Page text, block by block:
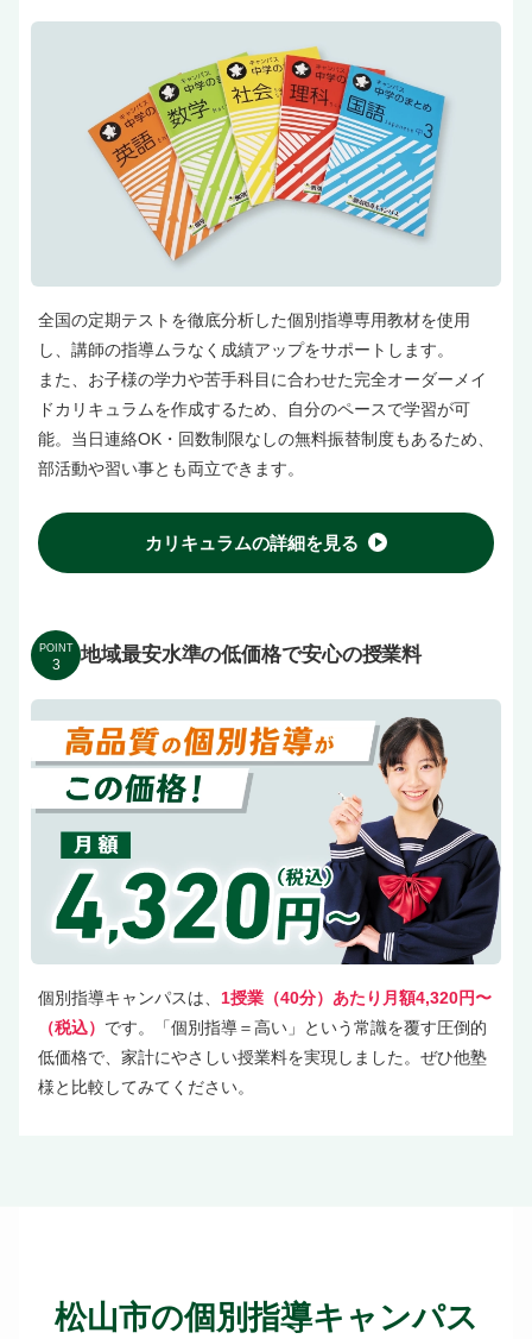
全国の定期テストを徹底分析した個別指導専用教材を使用
し、講師の指導ムラなく成績アップをサポートします。
また、お子様の学力や苦手科目に合わせた完全オーダーメイ
ドカリキュラムを作成するため、自分のペースで学習が可
能。当日連絡OK・回数制限なしの無料振替制度もあるため、
部活動や習い事とも両立できます。
カリキュラムの詳細を見る
POINT
3 地域最安水準の低価格で安心の授業料
個別指導キャンパスは、 1授業（40分）あたり月額4,320円〜
（税込） です。「個別指導＝高い」という常識を覆す圧倒的
低価格で、家計にやさしい授業料を実現しました。ぜひ他塾
様と比較してみてください。
松山市の個別指導キャンパス